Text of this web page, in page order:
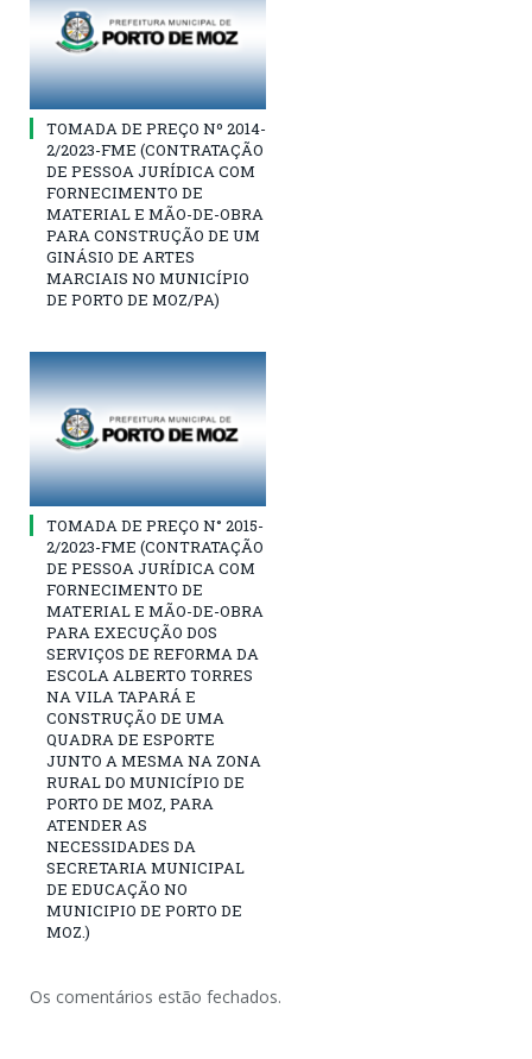
TOMADA DE PREÇO Nº 2014-
2/2023-FME (CONTRATAÇÃO
DE PESSOA JURÍDICA COM
FORNECIMENTO DE
MATERIAL E MÃO-DE-OBRA
PARA CONSTRUÇÃO DE UM
GINÁSIO DE ARTES
MARCIAIS NO MUNICÍPIO
DE PORTO DE MOZ/PA)
TOMADA DE PREÇO N° 2015-
2/2023-FME (CONTRATAÇÃO
DE PESSOA JURÍDICA COM
FORNECIMENTO DE
MATERIAL E MÃO-DE-OBRA
PARA EXECUÇÃO DOS
SERVIÇOS DE REFORMA DA
ESCOLA ALBERTO TORRES
NA VILA TAPARÁ E
CONSTRUÇÃO DE UMA
QUADRA DE ESPORTE
JUNTO A MESMA NA ZONA
RURAL DO MUNICÍPIO DE
PORTO DE MOZ, PARA
ATENDER AS
NECESSIDADES DA
SECRETARIA MUNICIPAL
DE EDUCAÇÃO NO
MUNICIPIO DE PORTO DE
MOZ.)
Os comentários estão fechados.